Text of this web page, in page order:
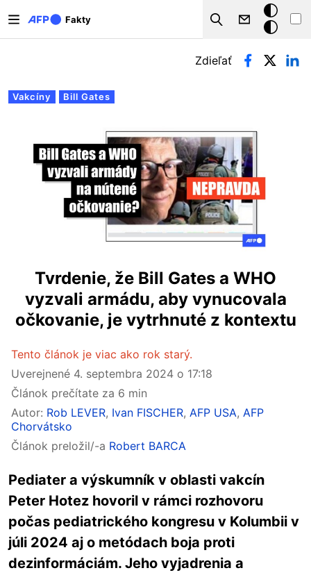
Fakty
Search
Tmavý
režim
Primárne karty
Vakcíny Bill Gates
Zdieľať
Tvrdenie, že Bill Gates a WHO
vyzvali armádu, aby vynucovala
očkovanie, je vytrhnuté z kontextu
Tento článok je viac ako rok starý.
Uverejnené 4. septembra 2024 o 17:18
Článok prečítate za 6 min
Autor: Rob LEVER, Ivan FISCHER, AFP USA, AFP
Chorvátsko
Článok preložil/-a Robert BARCA
Pediater a výskumník v oblasti vakcín
Peter Hotez hovoril v rámci rozhovoru
počas pediatrického kongresu v Kolumbii v
júli 2024 aj o metódach boja proti
dezinformáciám. Jeho vyjadrenia a